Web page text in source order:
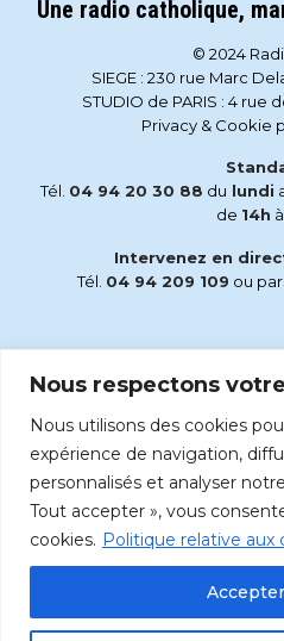
Nous respectons
Nous utilisons des cookies
expérience de navigation,
personnalisés et analyser
Tout accepter », vous
cookies. Politique relative aux
Une radio catholique,
© 2024
SIEGE : 230 rue Marc
STUDIO de PARIS : 4 rue
Privacy & Cookie
Tél. 04 94 20 30 88 du lundi
de 14h à
Intervenez en
Tél. 04 94 209 109 ou par
Écoutez Radio